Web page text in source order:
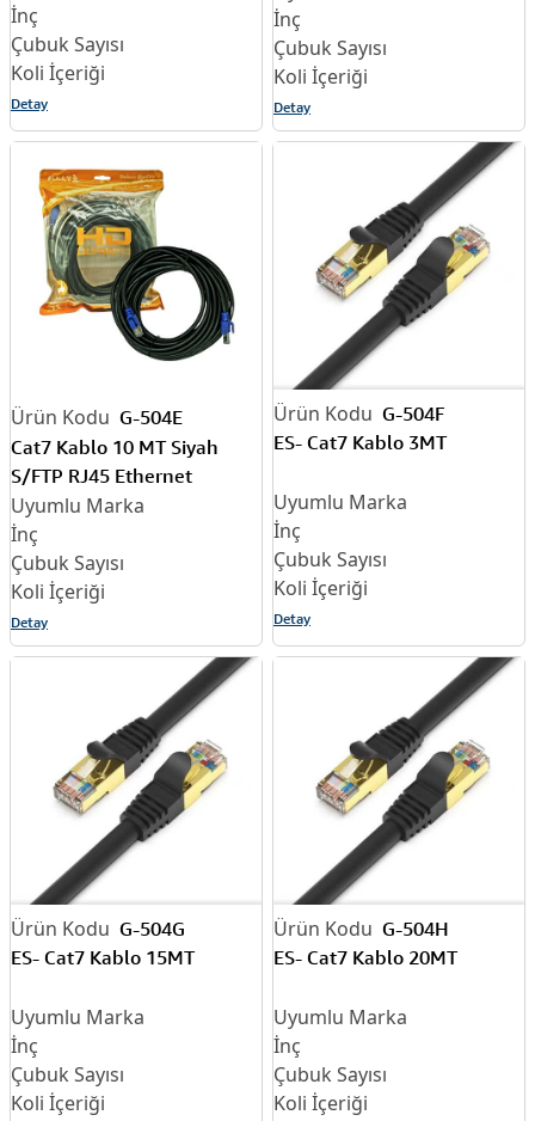
Detay Detay
G-504E
Cat7 Kablo 10 MT Siyah
S/FTP RJ45 Ethernet
Detay
G-504F
ES- Cat7 Kablo 3MT
Detay
G-504G
ES- Cat7 Kablo 15MT
G-504H
ES- Cat7 Kablo 20MT